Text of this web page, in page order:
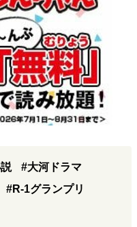
#大河ドラマ
#R-1グランプリ